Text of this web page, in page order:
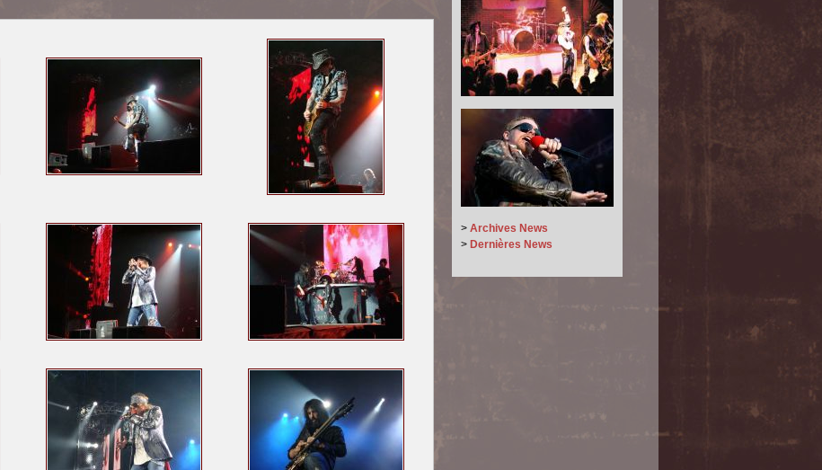
> Archives News
> Dernières News